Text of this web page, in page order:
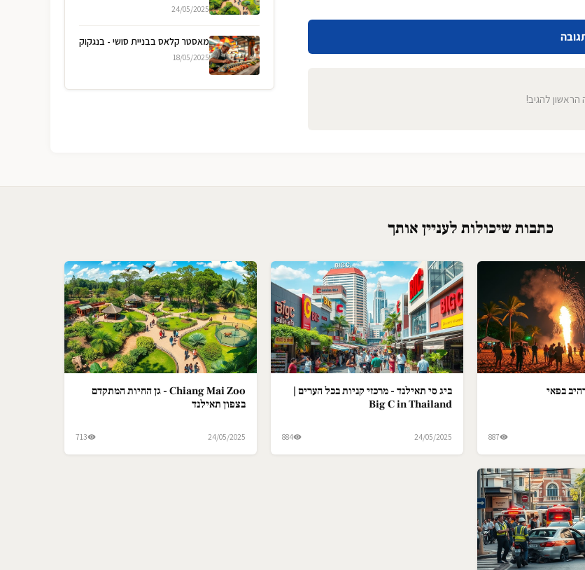
הראשון להגיב!
24/05/2025
מאסטר קלאס בבניית סושי - בנגקוק
18/05/2025
כתבות שיכולות לעניין אותך
בפאי
887
ביג סי תאילנד - מרכזי קניות בכל הערים |
Big C in Thailand
24/05/2025
884
Chiang Mai Zoo - גן החיות המתקדם
בצפון תאילנד
24/05/2025
713